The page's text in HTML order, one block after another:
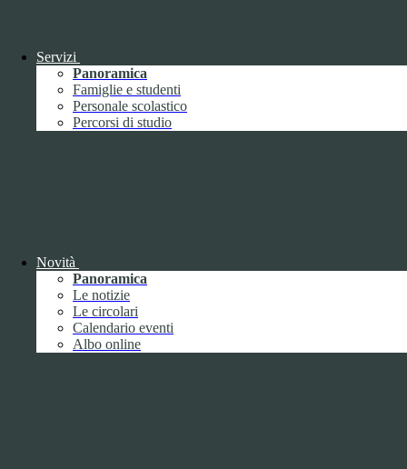
Servizi
Panoramica
Famiglie e studenti
Personale scolastico
Percorsi di studio
Novità
Panoramica
Le notizie
Le circolari
Calendario eventi
Albo online
Bandi di concorso (da pubblicare in
tabelle)
Performance1
Sistema di misurazione e valutazione della
performance